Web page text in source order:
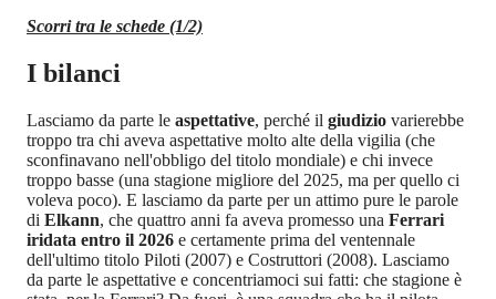
Scorri tra le schede (1/2)
I bilanci
Lasciamo da parte le aspettative, perché il giudizio varierebbe
troppo tra chi aveva aspettative molto alte della vigilia (che
sconfinavano nell'obbligo del titolo mondiale) e chi invece
troppo basse (una stagione migliore del 2025, ma per quello ci
voleva poco). E lasciamo da parte per un attimo pure le parole
di Elkann, che quattro anni fa aveva promesso una Ferrari
iridata entro il 2026 e certamente prima del ventennale
dell'ultimo titolo Piloti (2007) e Costruttori (2008). Lasciamo
da parte le aspettative e concentriamoci sui fatti: che stagione è